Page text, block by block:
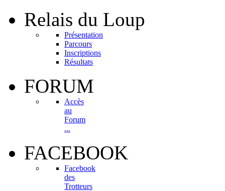
Relais du Loup
Présentation
Parcours
Inscriptions
Résultats
FORUM
Accès
au
Forum
...
FACEBOOK
Facebook
des
Trotteurs